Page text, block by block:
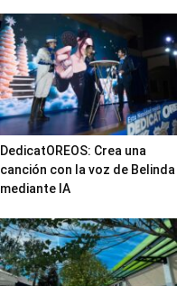
DedicatOREOS: Crea una
canción con la voz de Belinda
mediante IA